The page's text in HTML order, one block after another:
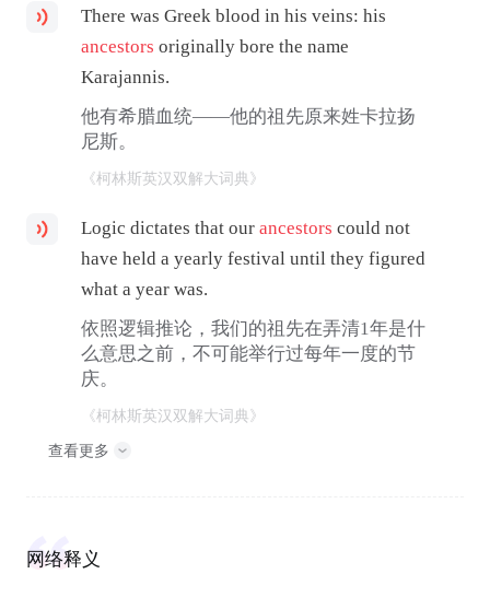
There was Greek blood in his veins: his
ancestors originally bore the name
Karajannis.
他有希腊血统——他的祖先原来姓卡拉扬
尼斯。
《柯林斯英汉双解大词典》
Logic dictates that ourancestors could not
have held a yearly festival until they figured
what a year was.
依照逻辑推论，我们的祖先在弄清1年是什
么意思之前，不可能举行过每年一度的节
庆。
《柯林斯英汉双解大词典》
查看更多
网络释义